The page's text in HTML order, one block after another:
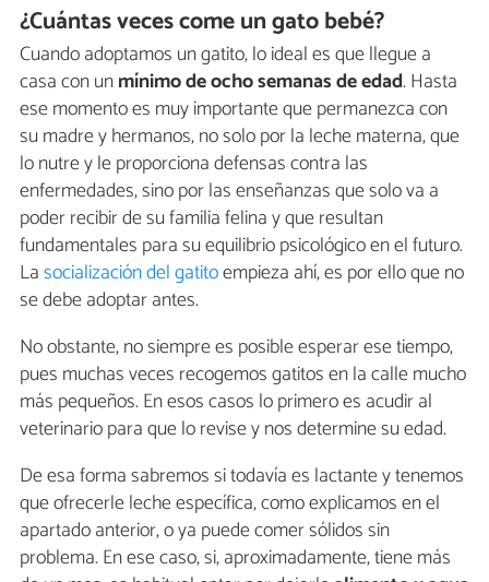
¿Cuántas veces come un gato bebé?
Cuando adoptamos un gatito, lo ideal es que llegue a
casa con unmínimo de ocho semanas de edad. Hasta
ese momento es muy importante que permanezca con
su madre y hermanos, no solo por la leche materna, que
lo nutre y le proporciona defensas contra las
enfermedades, sino por las enseñanzas que solo va a
poder recibir de su familia felina y que resultan
fundamentales para su equilibrio psicológico en el futuro.
Lasocialización del gatitoempieza ahí, es por ello que no
se debe adoptar antes.
No obstante, no siempre es posible esperar ese tiempo,
pues muchas veces recogemos gatitos en la calle mucho
más pequeños. En esos casos lo primero es acudir al
veterinario para que lo revise y nos determine su edad.
De esa forma sabremos si todavía es lactante y tenemos
que ofrecerle leche específica, como explicamos en el
apartado anterior, o ya puede comer sólidos sin
problema. En ese caso, si, aproximadamente, tiene más